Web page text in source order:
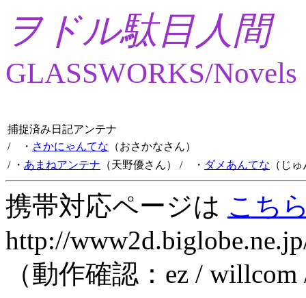
ヲドル駄目人間
GLASSWORKS/Novels
捕捉済み日記アンテナ
/ ・ さかにゃんてな （おさかなさん）
/ ・ あまねアンテナ （天野優さん） / ・ ダメあんてな （じ
携帯対応ページは こち
http://
（動作確認：ez /